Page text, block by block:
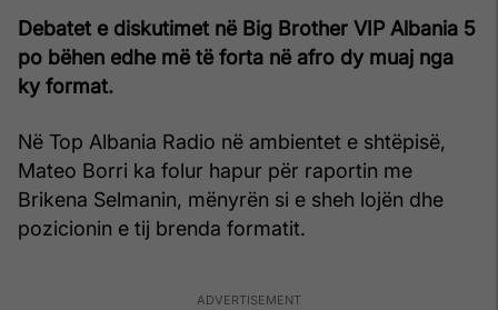
Debatet e diskutimet në Big Brother VIP Albania 5
po bëhen edhe më të forta në afro dy muaj nga
ky format.
Në Top Albania Radio në ambientet e shtëpisë,
Mateo Borri ka folur hapur për raportin me
Brikena Selmanin, mënyrën si e sheh lojën dhe
pozicionin e tij brenda formatit.